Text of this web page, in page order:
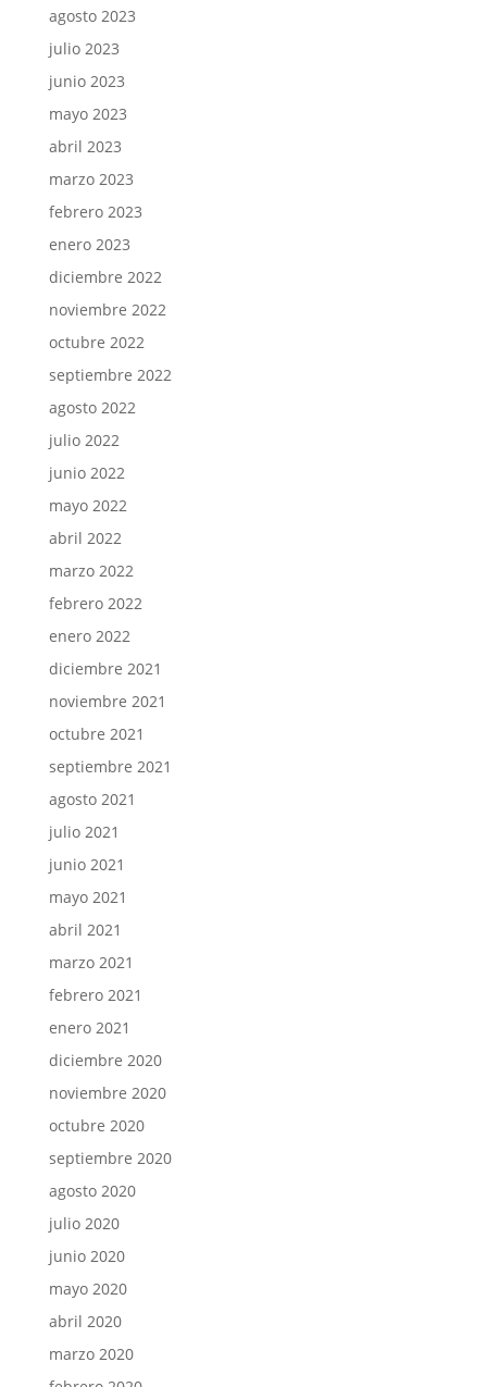
agosto 2023
julio 2023
junio 2023
mayo 2023
abril 2023
marzo 2023
febrero 2023
enero 2023
diciembre 2022
noviembre 2022
octubre 2022
septiembre 2022
agosto 2022
julio 2022
junio 2022
mayo 2022
abril 2022
marzo 2022
febrero 2022
enero 2022
diciembre 2021
noviembre 2021
octubre 2021
septiembre 2021
agosto 2021
julio 2021
junio 2021
mayo 2021
abril 2021
marzo 2021
febrero 2021
enero 2021
diciembre 2020
noviembre 2020
octubre 2020
septiembre 2020
agosto 2020
julio 2020
junio 2020
mayo 2020
abril 2020
marzo 2020